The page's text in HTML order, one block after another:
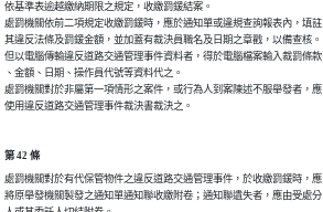
依基準表逾越繳納期限之規定，收繳罰鍰結案。
處罰機關依前二項規定收繳罰鍰時，應於通知單或違規查詢報表內，填註
其違反法條及罰鍰金額，並加蓋有裁決員職名及日期之章戳，以備查核。
但以電腦傳輸違反道路交通管理事件資料者，得於電腦檔案輸入裁罰條款
、金額、日期、操作員代號等資料代之。
處罰機關對於非屬第一項情形之案件，或行為人到案陳述不服舉發者，應
使用違反道路交通管理事件裁決書裁決之。
第 42 條
處罰機關對於有代保管物件之違反道路交通管理事件，於收繳罰鍰時，應
將原舉發機關製發之通知單通知聯收繳附卷；通知聯遺失者，應由受處分